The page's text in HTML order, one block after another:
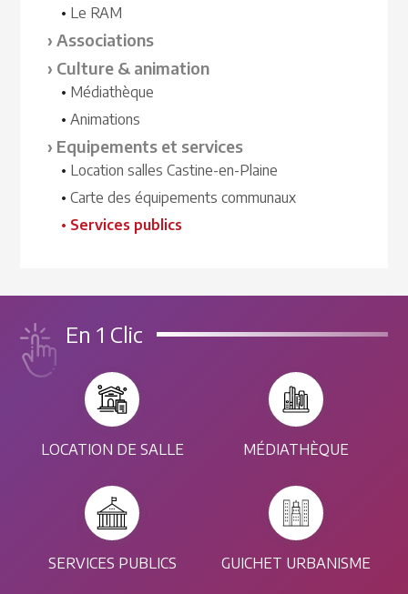
Le RAM
Associations
Culture & animation
Médiathèque
Animations
Equipements et services
Location salles Castine-en-Plaine
Carte des équipements communaux
Services publics
En 1 Clic
LOCATION DE SALLE MÉDIATHÈQUE
SERVICES PUBLICS GUICHET URBANISME